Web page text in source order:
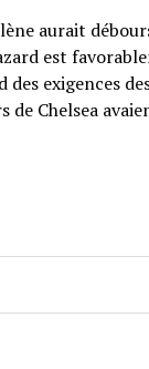
aurait
est
exigences
de Chelsea